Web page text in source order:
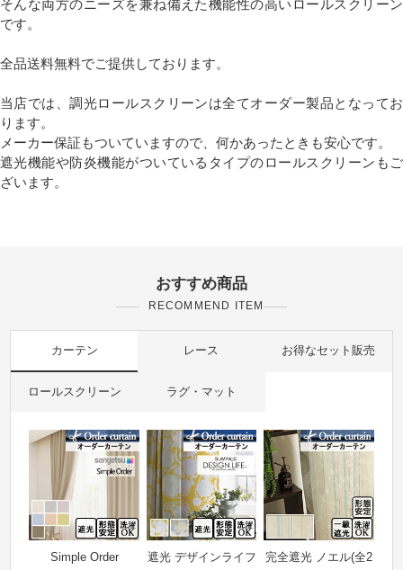
そんな両方のニーズを兼ね備えた機能性の高いロールスクリーン
です。
全品送料無料でご提供しております。
当店では、調光ロールスクリーンは全てオーダー製品となってお
ります。
メーカー保証もついていますので、何かあったときも安心です。
遮光機能や防炎機能がついているタイプのロールスクリーンもご
ざいます。
おすすめ商品
RECOMMEND ITEM
カーテン レース お得なセット販売
ロールスクリーン ラグ・マット
Simple Order
遮光 デザインライフ
完全遮光 ノエル(全2